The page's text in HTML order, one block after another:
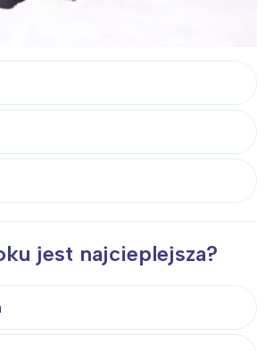
jest najcieplejsza?